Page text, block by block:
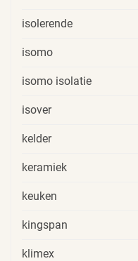
isolerende
isomo
isomo isolatie
isover
kelder
keramiek
keuken
kingspan
klimex